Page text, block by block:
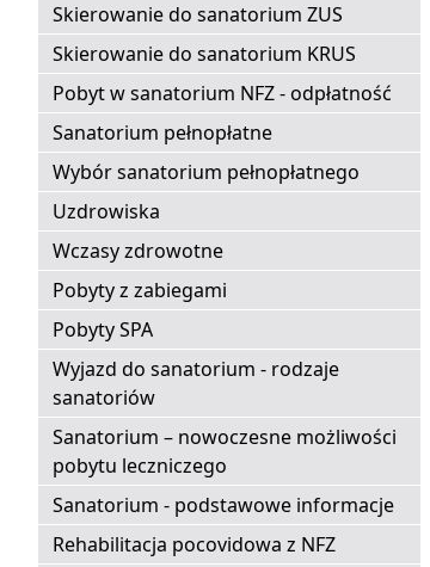
Skierowanie do sanatorium ZUS
Skierowanie do sanatorium KRUS
Pobyt w sanatorium NFZ - odpłatność
Sanatorium pełnopłatne
Wybór sanatorium pełnopłatnego
Uzdrowiska
Wczasy zdrowotne
Pobyty z zabiegami
Pobyty SPA
Wyjazd do sanatorium - rodzaje
sanatoriów
Sanatorium – nowoczesne możliwości
pobytu leczniczego
Sanatorium - podstawowe informacje
Rehabilitacja pocovidowa z NFZ